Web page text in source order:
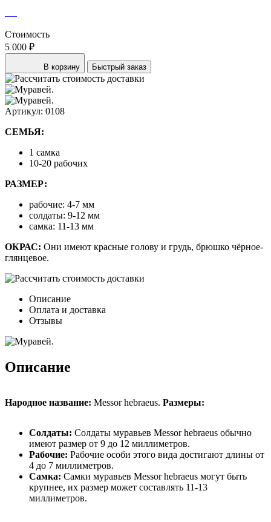
Стоимость
5 000 ₽
В корзину Быстрый заказ
Артикул: 0108
СЕМЬЯ:
1 самка
10-20 рабочих
РАЗМЕР:
рабочие: 4-7 мм
солдаты: 9-12 мм
самка: 11-13 мм
ОКРАС: Они имеют красные голову и грудь, брюшко чёрное-
глянцевое.
Описание
Оплата и доставка
Отзывы
Описание
Народное название: Messor hebraeus. Размеры:
Солдаты: Солдаты муравьев Messor hebraeus обычно
имеют размер от 9 до 12 миллиметров.
Рабочие: Рабочие особи этого вида достигают длины от
4 до 7 миллиметров.
Самка: Самки муравьев Messor hebraeus могут быть
крупнее, их размер может составлять 11-13
миллиметров.